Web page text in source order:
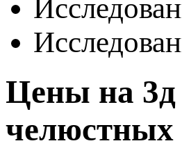
Цены на 3д
челюстных